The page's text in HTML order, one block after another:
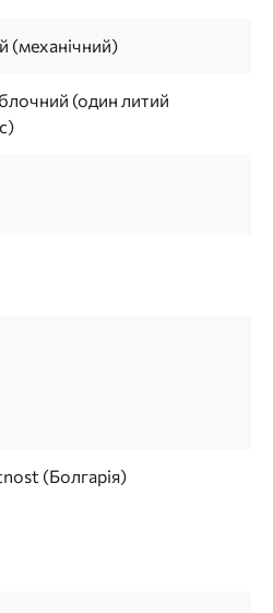
(механічний)
(один литий
(Болгарія)